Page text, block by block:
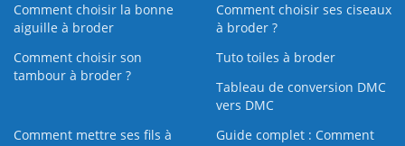
Comment choisir la bonne
aiguille à broder
Comment choisir ses ciseaux
à broder ?
Comment choisir son
tambour à broder ?
Tuto toiles à broder
Tableau de conversion DMC
vers DMC
Comment mettre ses fils à
Guide complet : Comment